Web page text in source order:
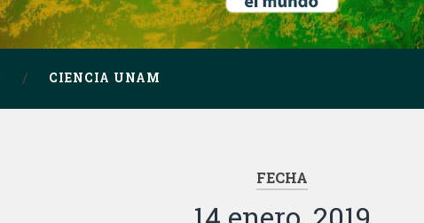
CIENCIA UNAM
FECHA